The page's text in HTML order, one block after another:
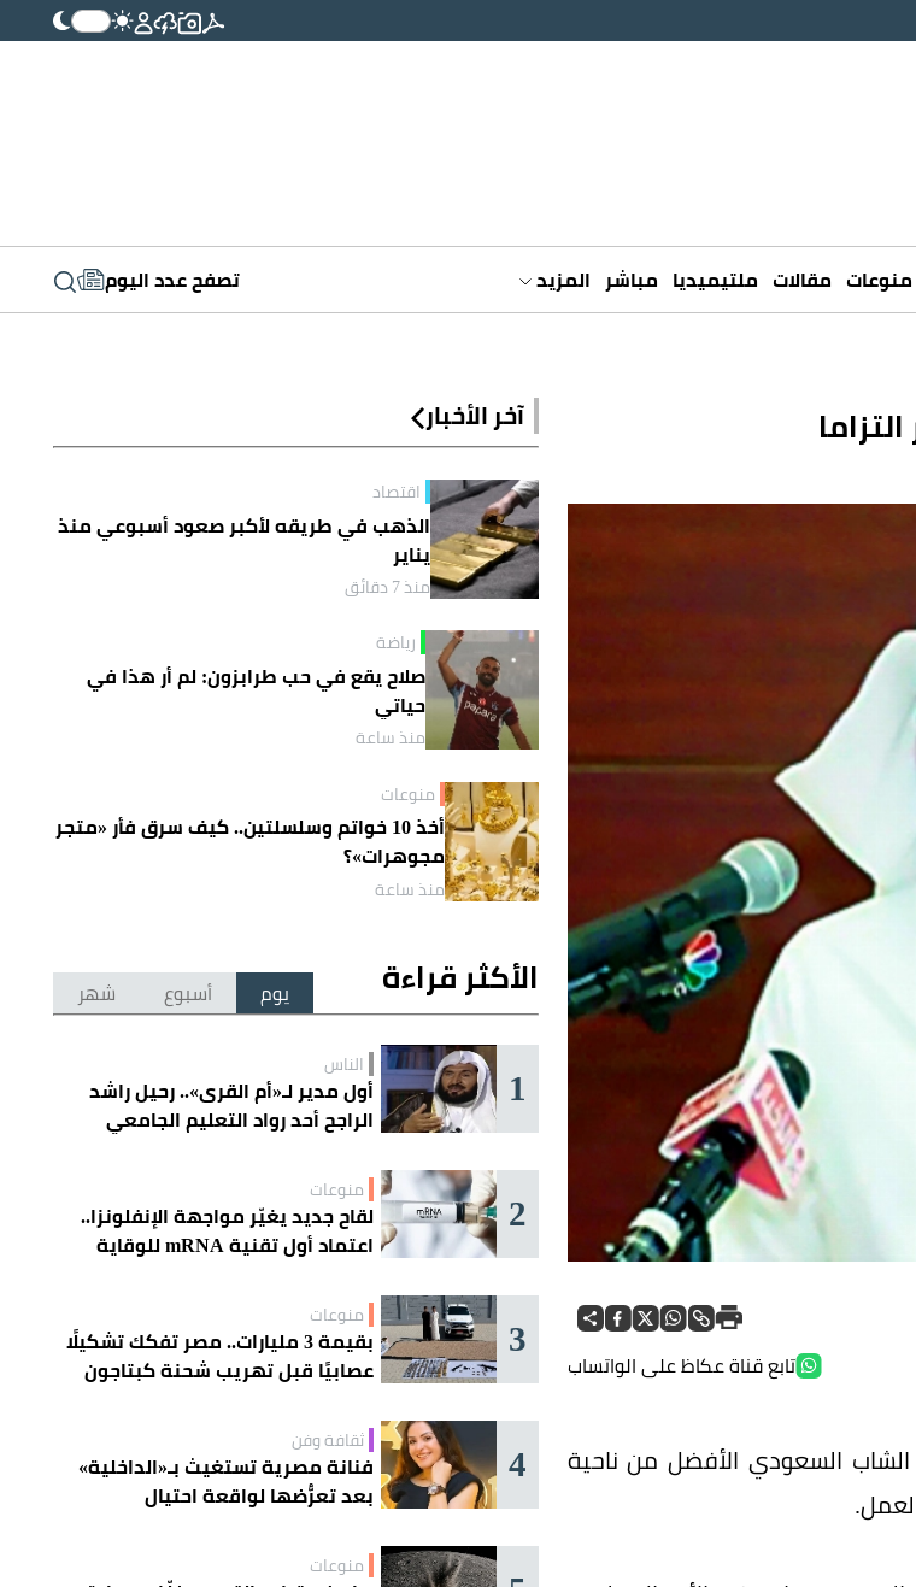
منوعات مقالات ملتيميديا مباشر المزيد تصفح عدد اليوم
تابع قناة عكاظ على الواتساب
الشاب السعودي الأفضل من ناحية
آخر الأخبار
اقتصاد
الذهب في طريقه لأكبر صعود أسبوعي منذ
يناير
منذ 7 دقائق
رياضة
صلاح يقع في حب طرابزون: لم أر هذا في
حياتي
منذ ساعة
منوعات
أخذ 10 خواتم وسلسلتين.. كيف سرق فأر «متجر
مجوهرات»؟
منذ ساعة
الأكثر قراءة يوم أسبوع شهر
1 الناس
أول مدير لـ«أم القرى».. رحيل راشد
الراجح أحد رواد التعليم الجامعي
2 منوعات
لقاح جديد يغيّر مواجهة الإنفلونزا..
اعتماد أول تقنية mRNA للوقاية
3 منوعات
بقيمة 3 مليارات.. مصر تفكك تشكيلًا
عصابيًا قبل تهريب شحنة كبتاجون
4 ثقافة وفن
فنانة مصرية تستغيث بـ«الداخلية»
بعد تعرُّضها لواقعة احتيال
منوعات